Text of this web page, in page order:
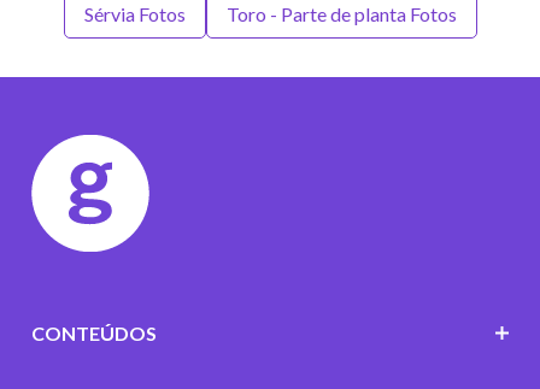
Sérvia Fotos Toro - Parte de planta Fotos
CONTEÚDOS